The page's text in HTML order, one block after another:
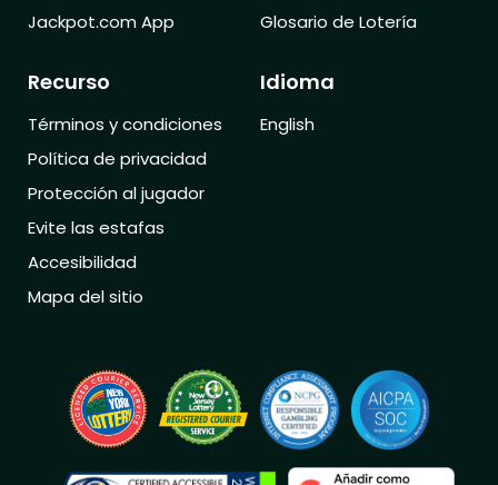
Jackpot.com App
Glosario de Lotería
Recurso
Términos y condiciones
Política de privacidad
Protección al jugador
Evite las estafas
Accesibilidad
Mapa del sitio
Idioma
English